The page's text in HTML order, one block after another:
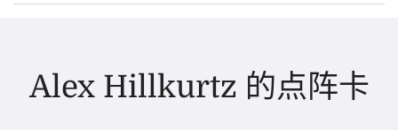
UK
VI
for:
Alex Hillkurtz 的点阵卡